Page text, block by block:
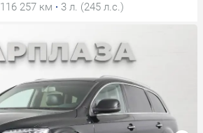
116 257 км · 3 л. (245 л.с.)